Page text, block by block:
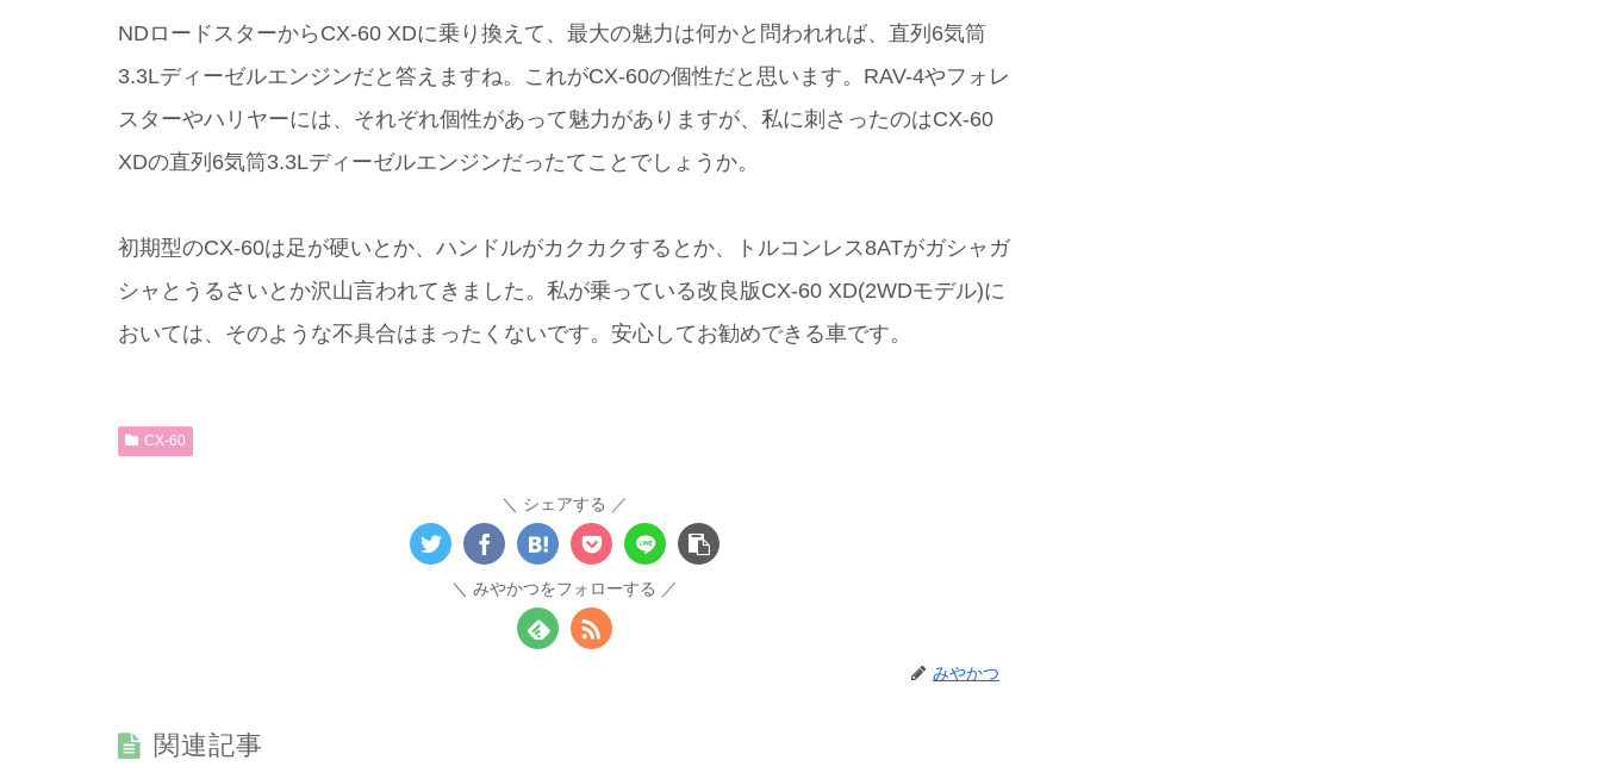
NDロードスターからCX-60 XDに乗り換えて、最大の魅力は何かと問われれば、直列6気筒
3.3Lディーゼルエンジンだと答えますね。これがCX-60の個性だと思います。RAV-4やフォレ
スターやハリヤーには、それぞれ個性があって魅力がありますが、私に刺さったのはCX-60
XDの直列6気筒3.3Lディーゼルエンジンだったてことでしょうか。
初期型のCX-60は足が硬いとか、ハンドルがカクカクするとか、トルコンレス8ATがガシャガ
シャとうるさいとか沢山言われてきました。私が乗っている改良版CX-60 XD(2WDモデル)に
おいては、そのような不具合はまったくないです。安心してお勧めできる車です。
CX-60
シェアする
みやかつをフォローする
みやかつ
関連記事